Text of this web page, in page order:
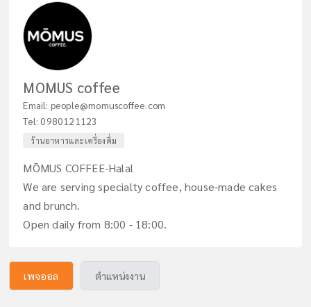
MOMUS coffee
Email: people@momuscoffee.com
Tel:0980121123
ร้านอาหารและเครื่องดื่ม
MŌMUS COFFEE-Halal
We are serving specialty coffee, house-made cakes
and brunch.
Open daily from 8:00 - 18:00.
เพจออล ตำแหน่งงาน